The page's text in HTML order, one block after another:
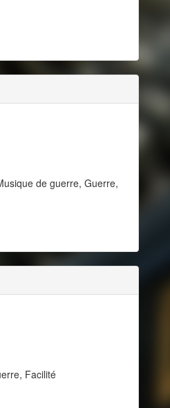
de guerre, Guerre,
Facilité